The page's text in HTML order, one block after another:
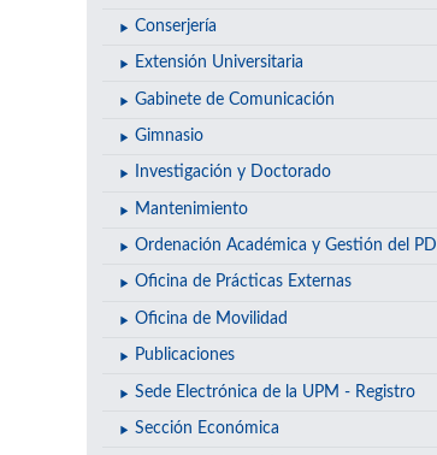
Conserjería
Extensión Universitaria
Gabinete de Comunicación
Gimnasio
Investigación y Doctorado
Mantenimiento
Ordenación Académica y Gestión del PDI
Oficina de Prácticas Externas
Oficina de Movilidad
Publicaciones
Sede Electrónica de la UPM - Registro
Sección Económica